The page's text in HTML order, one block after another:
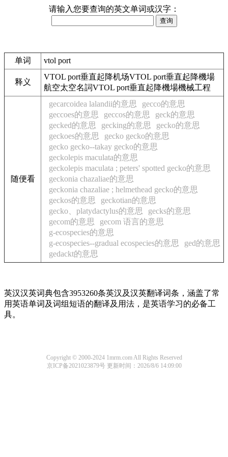
请输入您要查询的英文单词或汉字：
单词 vtol port
释义
VTOL port垂直起降机场VTOL port垂直起降機場
航空太空名詞VTOL port垂直起降機場機械工程
随便看
gecarcoidea lalandii的意思
gecco的意思
geccoes的意思
geccos的意思
geck的意思
gecked的意思
gecking的意思
gecko的意思
geckoes的意思
gecko gecko的意思
gecko gecko--takay gecko的意思
geckolepis maculata的意思
geckolepis maculata ; peters' spotted gecko的意思
geckonia chazaliae的意思
geckonia chazaliae ; helmethead gecko的意思
geckos的意思
geckotian的意思
gecko、platydactylus的意思
gecks的意思
gecom的意思
gecom 语言的意思
g-ecospecies的意思
g-ecospecies--gradual ecospecies的意思
ged的意思
gedackt的意思
英汉汉英词典包含3953260条英汉及汉英翻译词条，涵盖了常
用英语单词及词组短语的翻译及用法，是英语学习的必备工
具。
Copyright © 2000-2024 1mrm.com All Rights Reserved
京ICP备2021023879号 更新时间：2026/8/6 14:09:00